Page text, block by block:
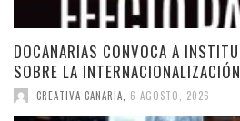
DOCANARIAS CONVOCA A
SOBRE LA
CREATIVA CANARIA 6 AGOSTO, 2026